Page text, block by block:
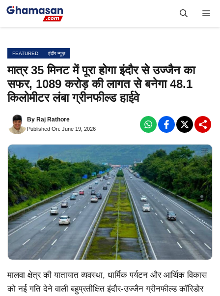
Skip
FEATURED इंदौर न्यूज़
मात्र 35 मिनट में पूरा होगा इंदौर से उज्जैन का
सफर, 1089 करोड़ की लागत से बनेगा 48.1
किलोमीटर लंबा ग्रीनफील्ड हाईवे
By Raj Rathore
Published On: June 19, 2026
मालवा क्षेत्र की यातायात व्यवस्था, धार्मिक पर्यटन और आर्थिक विकास
को नई गति देने वाली बहुप्रतीक्षित इंदौर-उज्जैन ग्रीनफील्ड कॉरिडोर